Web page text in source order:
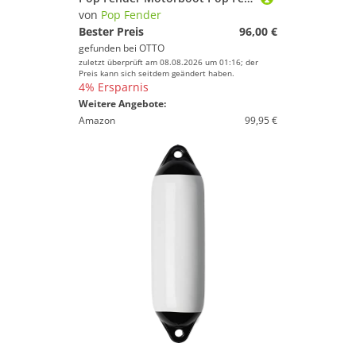
von Pop Fender
Bester Preis
96,00 €
gefunden bei OTTO
zuletzt überprüft am 08.08.2026 um 01:16; der
Preis kann sich seitdem geändert haben.
4% Ersparnis
Weitere Angebote:
Amazon
99,95 €